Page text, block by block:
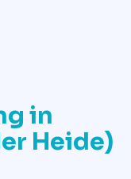
in
Heide)